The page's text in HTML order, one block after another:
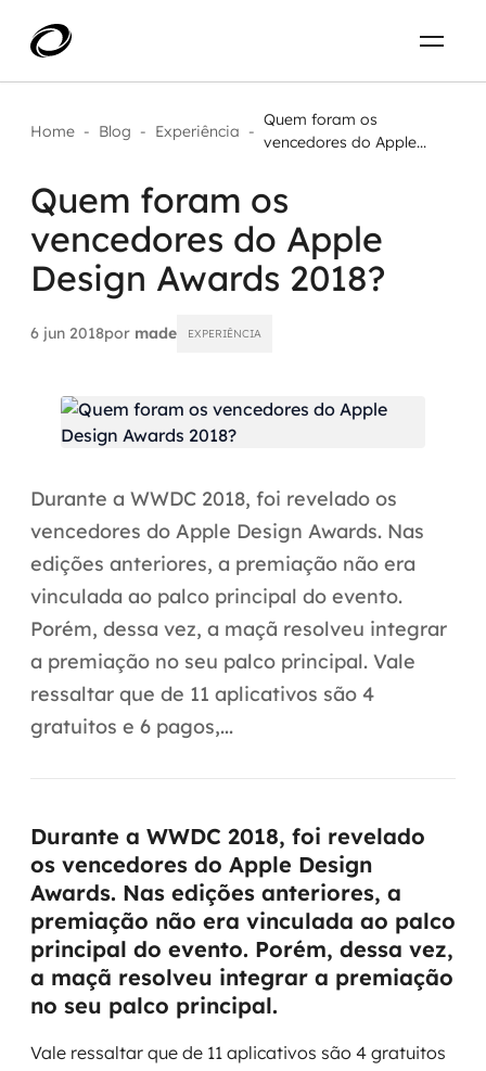
Aplicar IA com impacto real
AI / Machine Learning
IA Generativa
Aceleradores de IA
Automação inteligente
Integração de IA
RPA e hiperautomação
AI Day
Transformar dados em decisão
Data Analytics
Data Platforms
Business Intelligence
Data Lakes & Warehouses
Governança de dados
Modernização de aplicações
Projetos
Home - Blog - Experiência -
Quem foram os
vencedores do Apple...
Quem foram os
vencedores do Apple
Design Awards 2018?
6 jun 2018por made EXPERIÊNCIA
Durante a WWDC 2018, foi revelado os
vencedores do Apple Design Awards. Nas
edições anteriores, a premiação não era
vinculada ao palco principal do evento.
Porém, dessa vez, a maçã resolveu integrar
a premiação no seu palco principal. Vale
ressaltar que de 11 aplicativos são 4
gratuitos e 6 pagos,...
Durante a WWDC 2018, foi revelado
os vencedores do Apple Design
Awards. Nas edições anteriores, a
premiação não era vinculada ao palco
principal do evento. Porém, dessa vez,
a maçã resolveu integrar a premiação
no seu palco principal.
Vale ressaltar que de 11 aplicativos são 4 gratuitos